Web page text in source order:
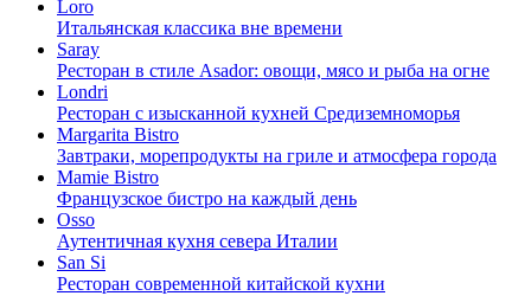
Loro
Итальянская классика вне времени
Saray
Ресторан в стиле Asador: овощи, мясо и рыба на огне
Londri
Ресторан с изысканной кухней Средиземноморья
Margarita Bistro
Завтраки, морепродукты на гриле и атмосфера города
Mamie Bistro
Французское бистро на каждый день
Osso
Аутентичная кухня севера Италии
San Si
Ресторан современной китайской кухни